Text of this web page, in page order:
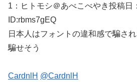
1： ヒトモシ＠あべこべやき投稿日
ID:rbms7gEQ
日本人はフォントの違和感で騙さ
騙せそう
CardnlH @CardnlH